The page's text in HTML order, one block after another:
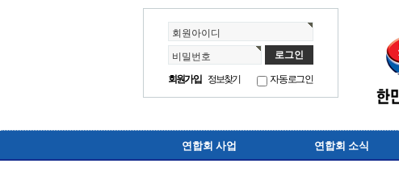
회원아이디
비밀번호
회원가입
정보찾기 자동로그인
연합회 사업 연합회 소식